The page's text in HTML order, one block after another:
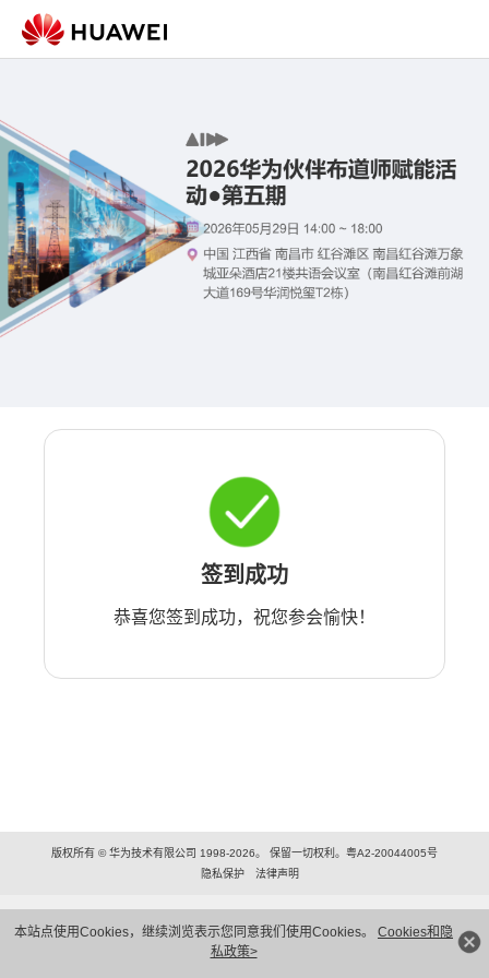
本站点使用Cookies，继续浏览表示您同意我们使用Cookies。 Cookies和隐
私政策>
签到成功
恭喜您签到成功，祝您参会愉快！
版权所有 © 华为技术有限公司 1998-2026。 保留一切权利。粤A2-20044005号
隐私保护
法律声明